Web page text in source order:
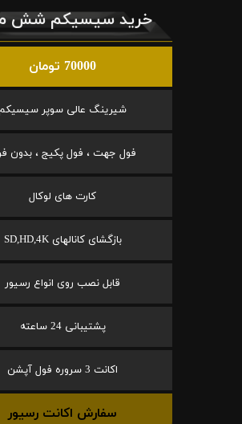
خرید سیسیکم شش
70000 تومان
شیرینگ عالی سوپر
فول جهت ، فول پکیج ، بدون
کارت های لوکال
بازگشای کانالهای SD,HD,4K
قابل نصب روی انواع رسیور
پشتیبانی 24 ساعته
اکانت 3 سروره فول آپشن
سفارش اکانت رسیور